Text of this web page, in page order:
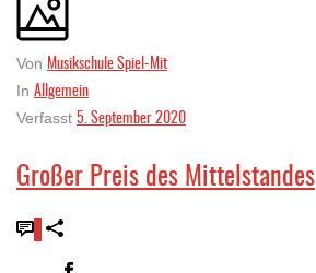
Von Musikschule Spiel-Mit
In Allgemein
Verfasst 5. September 2020
Großer Preis des Mittelstandes